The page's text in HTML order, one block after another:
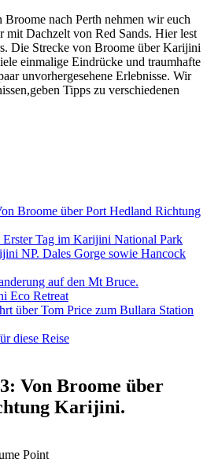
Broome nach Perth nehmen wir euch
mit Dachzelt von Red Sands. Hier lest
Die Strecke von Broome über Karijini
einmalige Eindrücke und traumhafte
unvorhergesehene Erlebnisse. Wir
Tipps zu verschiedenen
Broome über Port Hedland Richtung
Erster Tag im Karijini National Park
NP. Dales Gorge sowie Hancock
auf den Mt Bruce.
Eco Retreat
über Tom Price zum Bullara Station
diese Reise
Von Broome über
Karijini.
Point